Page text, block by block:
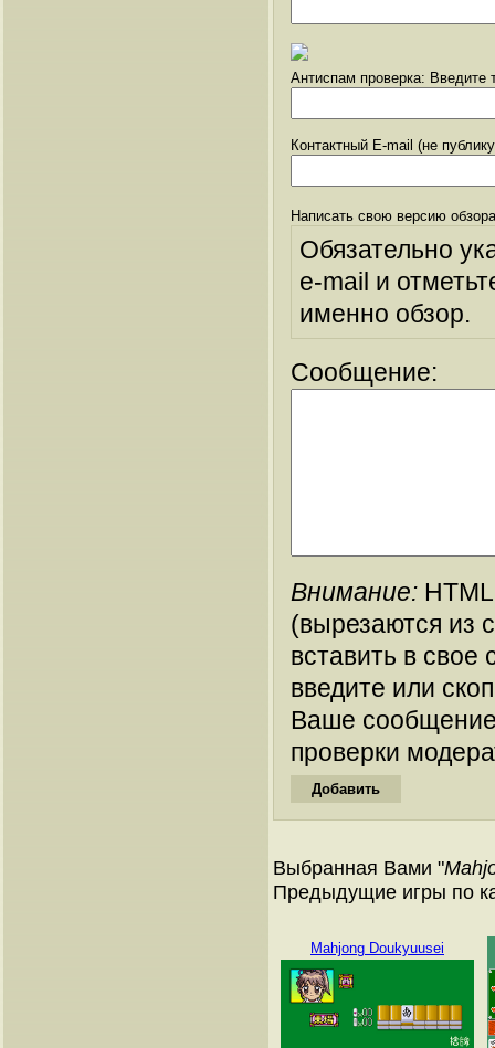
Антиспам проверка: Введите
Контактный E-mail (не
Написать свою версию
Обязательно
e-mail и
именно обзор.
Сообщение:
Внимание:
(вырезаются из
вставить в
введите или
Ваше
проверки
Выбранная Вами "
Предыдущие игры по
Mahjong Doukyuusei